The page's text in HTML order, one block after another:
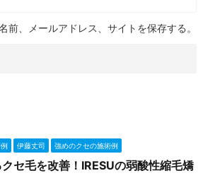
、メールアドレス、サイトを保存する。
伊藤丈司 強めのクセの施術例
セ毛を改善！IRESUの弱酸性縮毛矯